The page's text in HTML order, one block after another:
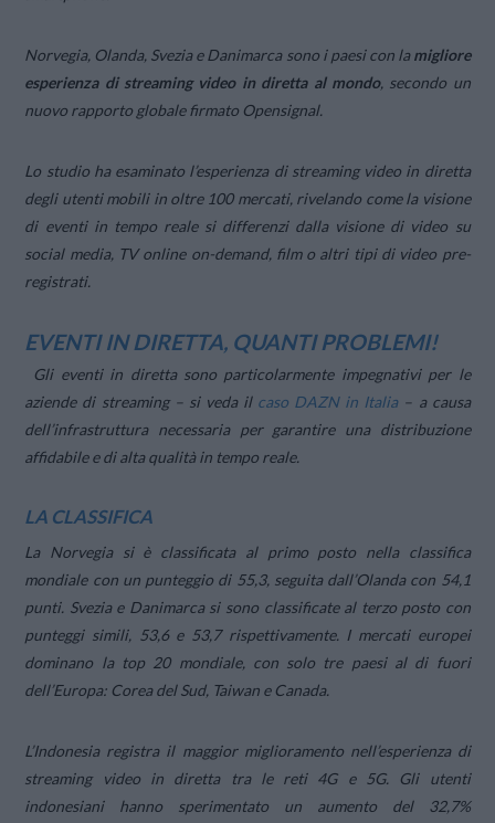
Norvegia, Olanda, Svezia e Danimarca sono i paesi con lamigliore
esperienza di streaming video in diretta al mondo, secondo un
nuovo rapporto globale firmato Opensignal.
Lo studio ha esaminato l’esperienza di streaming video in diretta
degli utenti mobili in oltre 100 mercati, rivelando come la visione
di eventi in tempo reale si differenzi dalla visione di video su
social media, TV online on-demand, film o altri tipi di video pre-
registrati.
EVENTI IN DIRETTA, QUANTI PROBLEMI!
Gli eventi in diretta sono particolarmente impegnativi per le
aziende di streaming –si veda il caso DAZN in Italia– a causa
dell’infrastruttura necessaria per garantire una distribuzione
affidabile e di alta qualità in tempo reale.
LA CLASSIFICA
La Norvegia si è classificata al primo posto nella classifica
mondiale con un punteggio di 55,3, seguita dall’Olanda con 54,1
punti. Svezia e Danimarca si sono classificate al terzo posto con
punteggi simili, 53,6 e 53,7 rispettivamente. I mercati europei
dominano la top 20 mondiale, con solo tre paesi al di fuori
dell’Europa: Corea del Sud, Taiwan e Canada.
L’Indonesia registra il maggior miglioramento nell’esperienza di
streaming video in diretta tra le reti 4G e 5G. Gli utenti
indonesiani hanno sperimentato un aumento del 32,7%